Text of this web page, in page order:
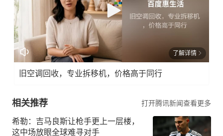
了解详情
旧空调回收，专业拆移机，价格高于同行
相关推荐 打开腾讯新闻查看更多
希勒：吉马良斯让枪手更上一层楼，
这中场放眼全球难寻对手